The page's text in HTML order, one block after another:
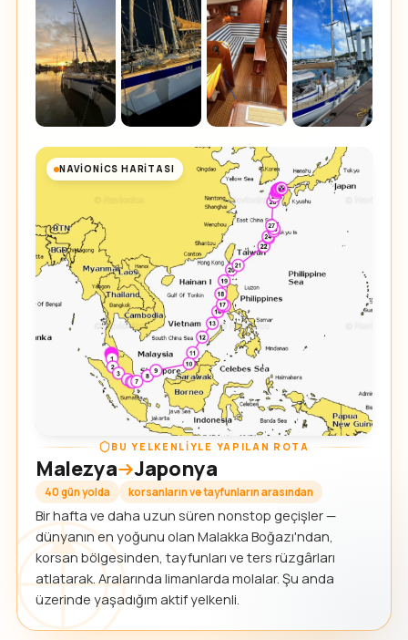
NAVIONICS HARITASI
BU YELKENLIYLE YAPILAN ROTA
Malezya Japonya
40 gün yolda korsanların ve tayfunların arasından
Bir hafta ve daha uzun süren nonstop geçişler —
dünyanın en yoğunu olan Malakka Boğazı'ndan,
korsan bölgesinden, tayfunları ve ters rüzgârları
atlatarak. Aralarında limanlarda molalar. Şu anda
üzerinde yaşadığım aktif yelkenli.